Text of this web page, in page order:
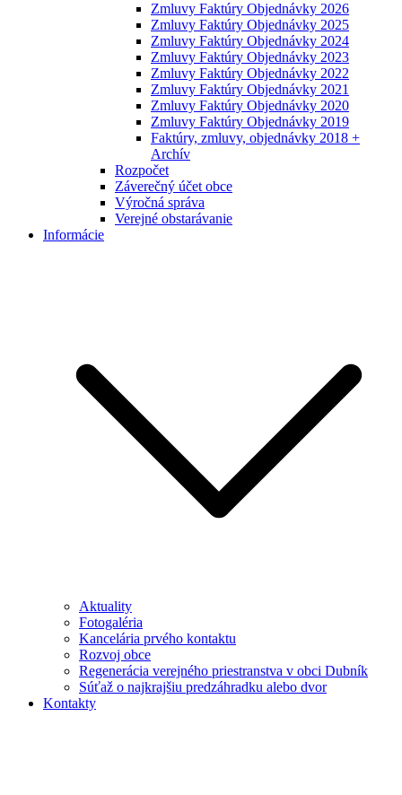
Zmluvy Faktúry Objednávky 2026
Zmluvy Faktúry Objednávky 2025
Zmluvy Faktúry Objednávky 2024
Zmluvy Faktúry Objednávky 2023
Zmluvy Faktúry Objednávky 2022
Zmluvy Faktúry Objednávky 2021
Zmluvy Faktúry Objednávky 2020
Zmluvy Faktúry Objednávky 2019
Faktúry, zmluvy, objednávky 2018 +
Archív
Rozpočet
Záverečný účet obce
Výročná správa
Verejné obstarávanie
Informácie
Aktuality
Fotogaléria
Kancelária prvého kontaktu
Rozvoj obce
Regenerácia verejného priestranstva v obci Dubník
Súťaž o najkrajšiu predzáhradku alebo dvor
Kontakty